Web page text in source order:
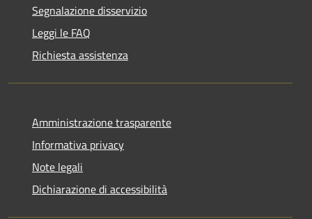
Segnalazione disservizio
Leggi le FAQ
Richiesta assistenza
Amministrazione trasparente
Informativa privacy
Note legali
Dichiarazione di accessibilità